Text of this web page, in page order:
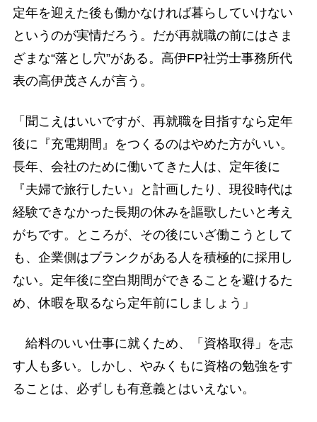
定年を迎えた後も働かなければ暮らしていけない
というのが実情だろう。だが再就職の前にはさま
ざまな“落とし穴”がある。高伊FP社労士事務所代
表の高伊茂さんが言う。
「聞こえはいいですが、再就職を目指すなら定年
後に『充電期間』をつくるのはやめた方がいい。
長年、会社のために働いてきた人は、定年後に
『夫婦で旅行したい』と計画したり、現役時代は
経験できなかった長期の休みを謳歌したいと考え
がちです。ところが、その後にいざ働こうとして
も、企業側はブランクがある人を積極的に採用し
ない。定年後に空白期間ができることを避けるた
め、休暇を取るなら定年前にしましょう」
給料のいい仕事に就くため、「資格取得」を志
す人も多い。しかし、やみくもに資格の勉強をす
ることは、必ずしも有意義とはいえない。